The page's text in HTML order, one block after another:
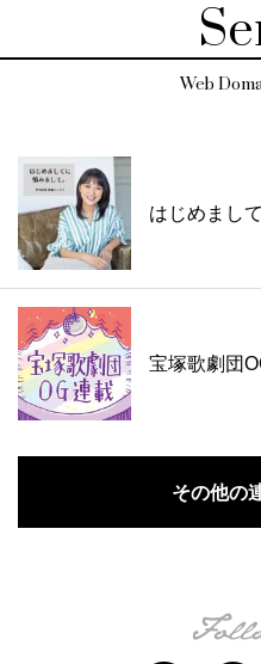
Web
はじめまし
宝塚歌劇団
その他の